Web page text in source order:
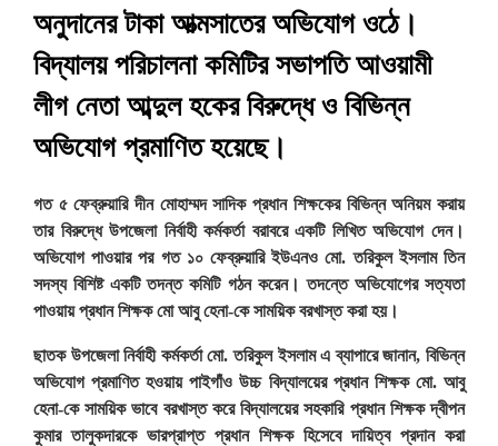
অনুদানের টাকা আত্মসাতের অভিযোগ ওঠে।
বিদ্যালয় পরিচালনা কমিটির সভাপতি আওয়ামী
লীগ নেতা আব্দুল হকের বিরুদ্ধে ও বিভিন্ন
অভিযোগ প্রমাণিত হয়েছে।
গত ৫ ফেব্রুয়ারি দীন মোহাম্মদ সাদিক প্রধান শিক্ষকের বিভিন্ন অনিয়ম করায়
তার বিরুদ্ধে উপজেলা নির্বাহী কর্মকর্তা বরাবরে একটি লিখিত অভিযোগ দেন।
অভিযোগ পাওয়ার পর গত ১০ ফেব্রুয়ারি ইউএনও মো. তরিকুল ইসলাম তিন
সদস্য বিশিষ্ট একটি তদন্ত কমিটি গঠন করেন। তদন্তে অভিযোগের সত্যতা
পাওয়ায় প্রধান শিক্ষক মো আবু হেনা-কে সাময়িক বরখাস্ত করা হয়।
ছাতক উপজেলা নির্বাহী কর্মকর্তা মো. তরিকুল ইসলাম এ ব্যাপারে জানান, বিভিন্ন
অভিযোগ প্রমাণিত হওয়ায় পাইগাঁও উচ্চ বিদ্যালয়ের প্রধান শিক্ষক মো. আবু
হেনা-কে সাময়িক ভাবে বরখাস্ত করে বিদ্যালয়ের সহকারি প্রধান শিক্ষক দ্বীপন
কুমার তালুকদারকে ভারপ্রাপ্ত প্রধান শিক্ষক হিসেবে দায়িত্ব প্রদান করা